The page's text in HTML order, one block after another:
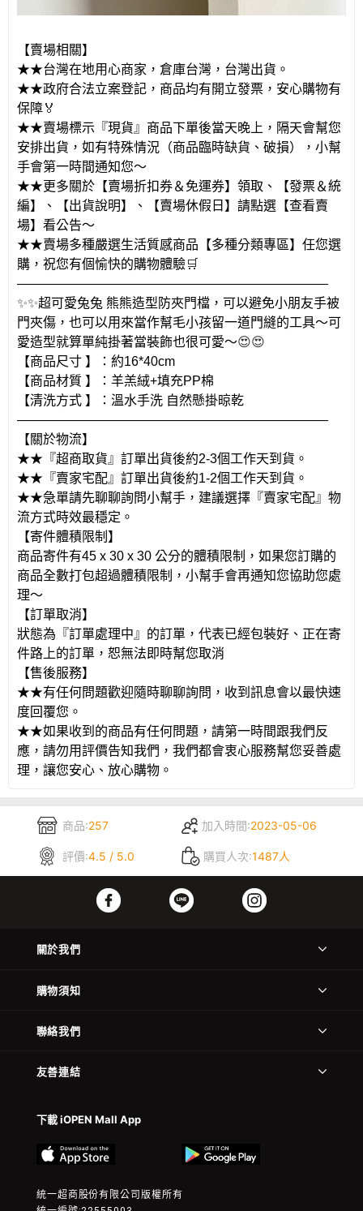
【賣場相關】
★★台灣在地用心商家，倉庫台灣，台灣出貨。
★★政府合法立案登記，商品均有開立發票，安心購物有
保障🏅
★★賣場標示『現貨』商品下單後當天晚上，隔天會幫您
安排出貨，如有特殊情況（商品臨時缺貨、破損），小幫
手會第一時間通知您～
★★更多關於【賣場折扣券＆免運券】領取、【發票＆統
編】、【出貨說明】、【賣場休假日】請點選【查看賣
場】看公告～
★★賣場多種嚴選生活質感商品【多種分類專區】任您選
購，祝您有個愉快的購物體驗🛒
————————————————————————
✨✨超可愛兔兔 熊熊造型防夾門檔，可以避免小朋友手被
門夾傷，也可以用來當作幫毛小孩留一道門縫的工具～可
愛造型就算單純掛著當裝飾也很可愛～😍😍
【商品尺寸 】：約16*40cm
【商品材質 】：羊羔絨+填充PP棉
【清洗方式 】：溫水手洗 自然懸掛晾乾
————————————————————————
【關於物流】
★★『超商取貨』訂單出貨後約2-3個工作天到貨。
★★『賣家宅配』訂單出貨後約1-2個工作天到貨。
★★急單請先聊聊詢問小幫手，建議選擇『賣家宅配』物
流方式時效最穩定。
【寄件體積限制】
商品寄件有45 x 30 x 30 公分的體積限制，如果您訂購的
商品全數打包超過體積限制，小幫手會再通知您協助您處
理～
【訂單取消】
狀態為『訂單處理中』的訂單，代表已經包裝好、正在寄
件路上的訂單，恕無法即時幫您取消
【售後服務】
★★有任何問題歡迎隨時聊聊詢問，收到訊息會以最快速
度回覆您。
★★如果收到的商品有任何問題，請第一時間跟我們反
應，請勿用評價告知我們，我們都會衷心服務幫您妥善處
理，讓您安心、放心購物。
商品:257 加入時間:2023-05-06
評價:4.5 / 5.0 購買人次:1487人
關於我們
購物須知
聯絡我們
友善連結
下載 iOPEN Mall App
統一超商股份有限公司版權所有